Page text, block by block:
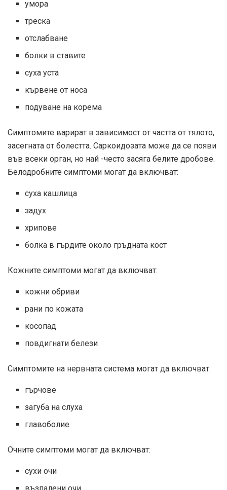
умора
треска
отслабване
болки в ставите
суха уста
кървене от носа
подуване на корема
Симптомите варират в зависимост от частта от тялото,
засегната от болестта. Саркоидозата може да се появи
във всеки орган, но най -често засяга белите дробове.
Белодробните симптоми могат да включват:
суха кашлица
задух
хрипове
болка в гърдите около гръдната кост
Кожните симптоми могат да включват:
кожни обриви
рани по кожата
косопад
повдигнати белези
Симптомите на нервната система могат да включват:
гърчове
загуба на слуха
главоболие
Очните симптоми могат да включват:
сухи очи